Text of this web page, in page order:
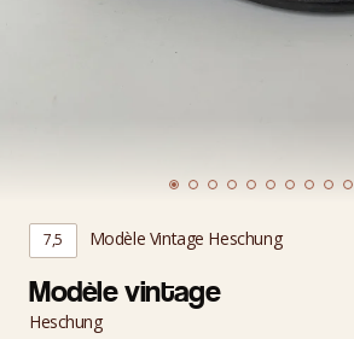
7,5 Modèle Vintage Heschung
Modèle vintage
Heschung